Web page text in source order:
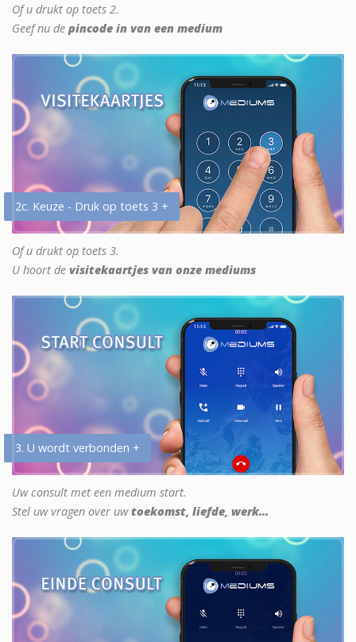
Of u drukt op toets 2.
Geef nu de pincode in van een medium
2c. Keuze - Druk op toets 3 +
Of u drukt op toets 3.
U hoort de visitekaartjes van onze mediums
3. U wordt verbonden +
Uw consult met een medium start.
Stel uw vragen over uwtoekomst, liefde, werk...